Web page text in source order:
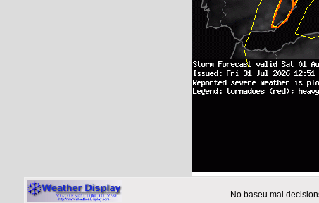
No baseu mai